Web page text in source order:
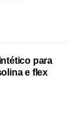
para
e flex